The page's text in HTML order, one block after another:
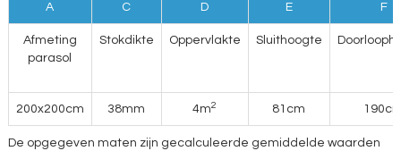
A C D E F
Afmeting
parasol
Stokdikte Oppervlakte Sluithoogte
200x200cm 38mm 4m2 81cm
De opgegeven maten zijn gecalculeerde gemiddelde waarden